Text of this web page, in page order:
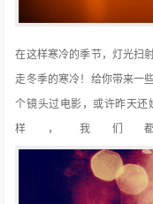
在这样寒冷的季节，灯光扫
走冬季的寒冷！给你带来一
个镜头过电影，或许昨天
样，我们